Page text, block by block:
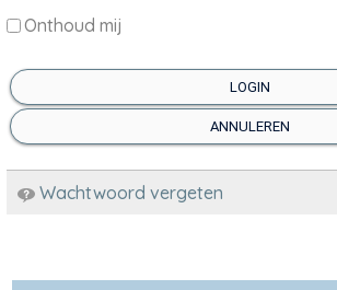
Onthoud mij
LOGIN
ANNULEREN
Wachtwoord vergeten